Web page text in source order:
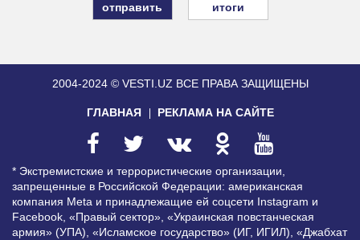
итоги
2004-2024 © VESTI.UZ ВСЕ ПРАВА ЗАЩИЩЕНЫ
ГЛАВНАЯ РЕКЛАМА НА САЙТЕ
* Экстремистские и террористические организации,
запрещенные в Российской Федерации: американская
компания Meta и принадлежащие ей соцсети Instagram и
Facebook, «Правый сектор», «Украинская повстанческая
армия» (УПА), «Исламское государство» (ИГ, ИГИЛ), «Джабхат